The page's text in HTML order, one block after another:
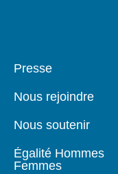
Pied
Presse
Nous rejoindre
Nous soutenir
Égalité Hommes
Femmes